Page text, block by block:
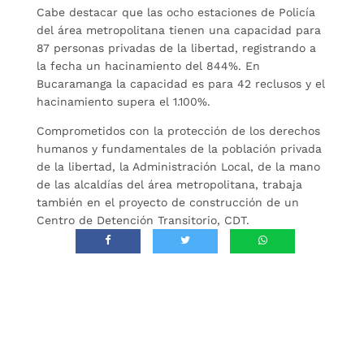
Cabe destacar que las ocho estaciones de Policía
del área metropolitana tienen una capacidad para
87 personas privadas de la libertad, registrando a
la fecha un hacinamiento del 844%. En
Bucaramanga la capacidad es para 42 reclusos y el
hacinamiento supera el 1.100%.
Comprometidos con la protección de los derechos
humanos y fundamentales de la población privada
de la libertad, la Administración Local, de la mano
de las alcaldías del área metropolitana, trabaja
también en el proyecto de construcción de un
Centro de Detención Transitorio, CDT.